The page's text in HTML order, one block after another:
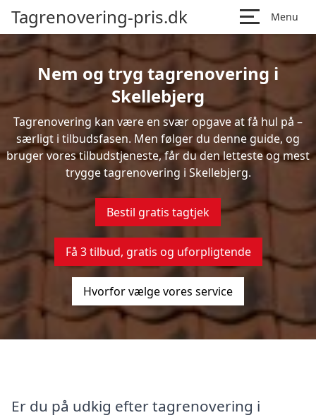
Tagrenovering-pris.dk Menu
Nem og tryg tagrenovering i
Skellebjerg
Tagrenovering kan være en svær opgave at få hul på –
særligt i tilbudsfasen. Men følger du denne guide, og
bruger vores tilbudstjeneste, får du den letteste og mest
trygge tagrenovering i Skellebjerg.
Bestil gratis tagtjek
Få 3 tilbud, gratis og uforpligtende
Hvorfor vælge vores service
Er du på udkig efter tagrenovering i